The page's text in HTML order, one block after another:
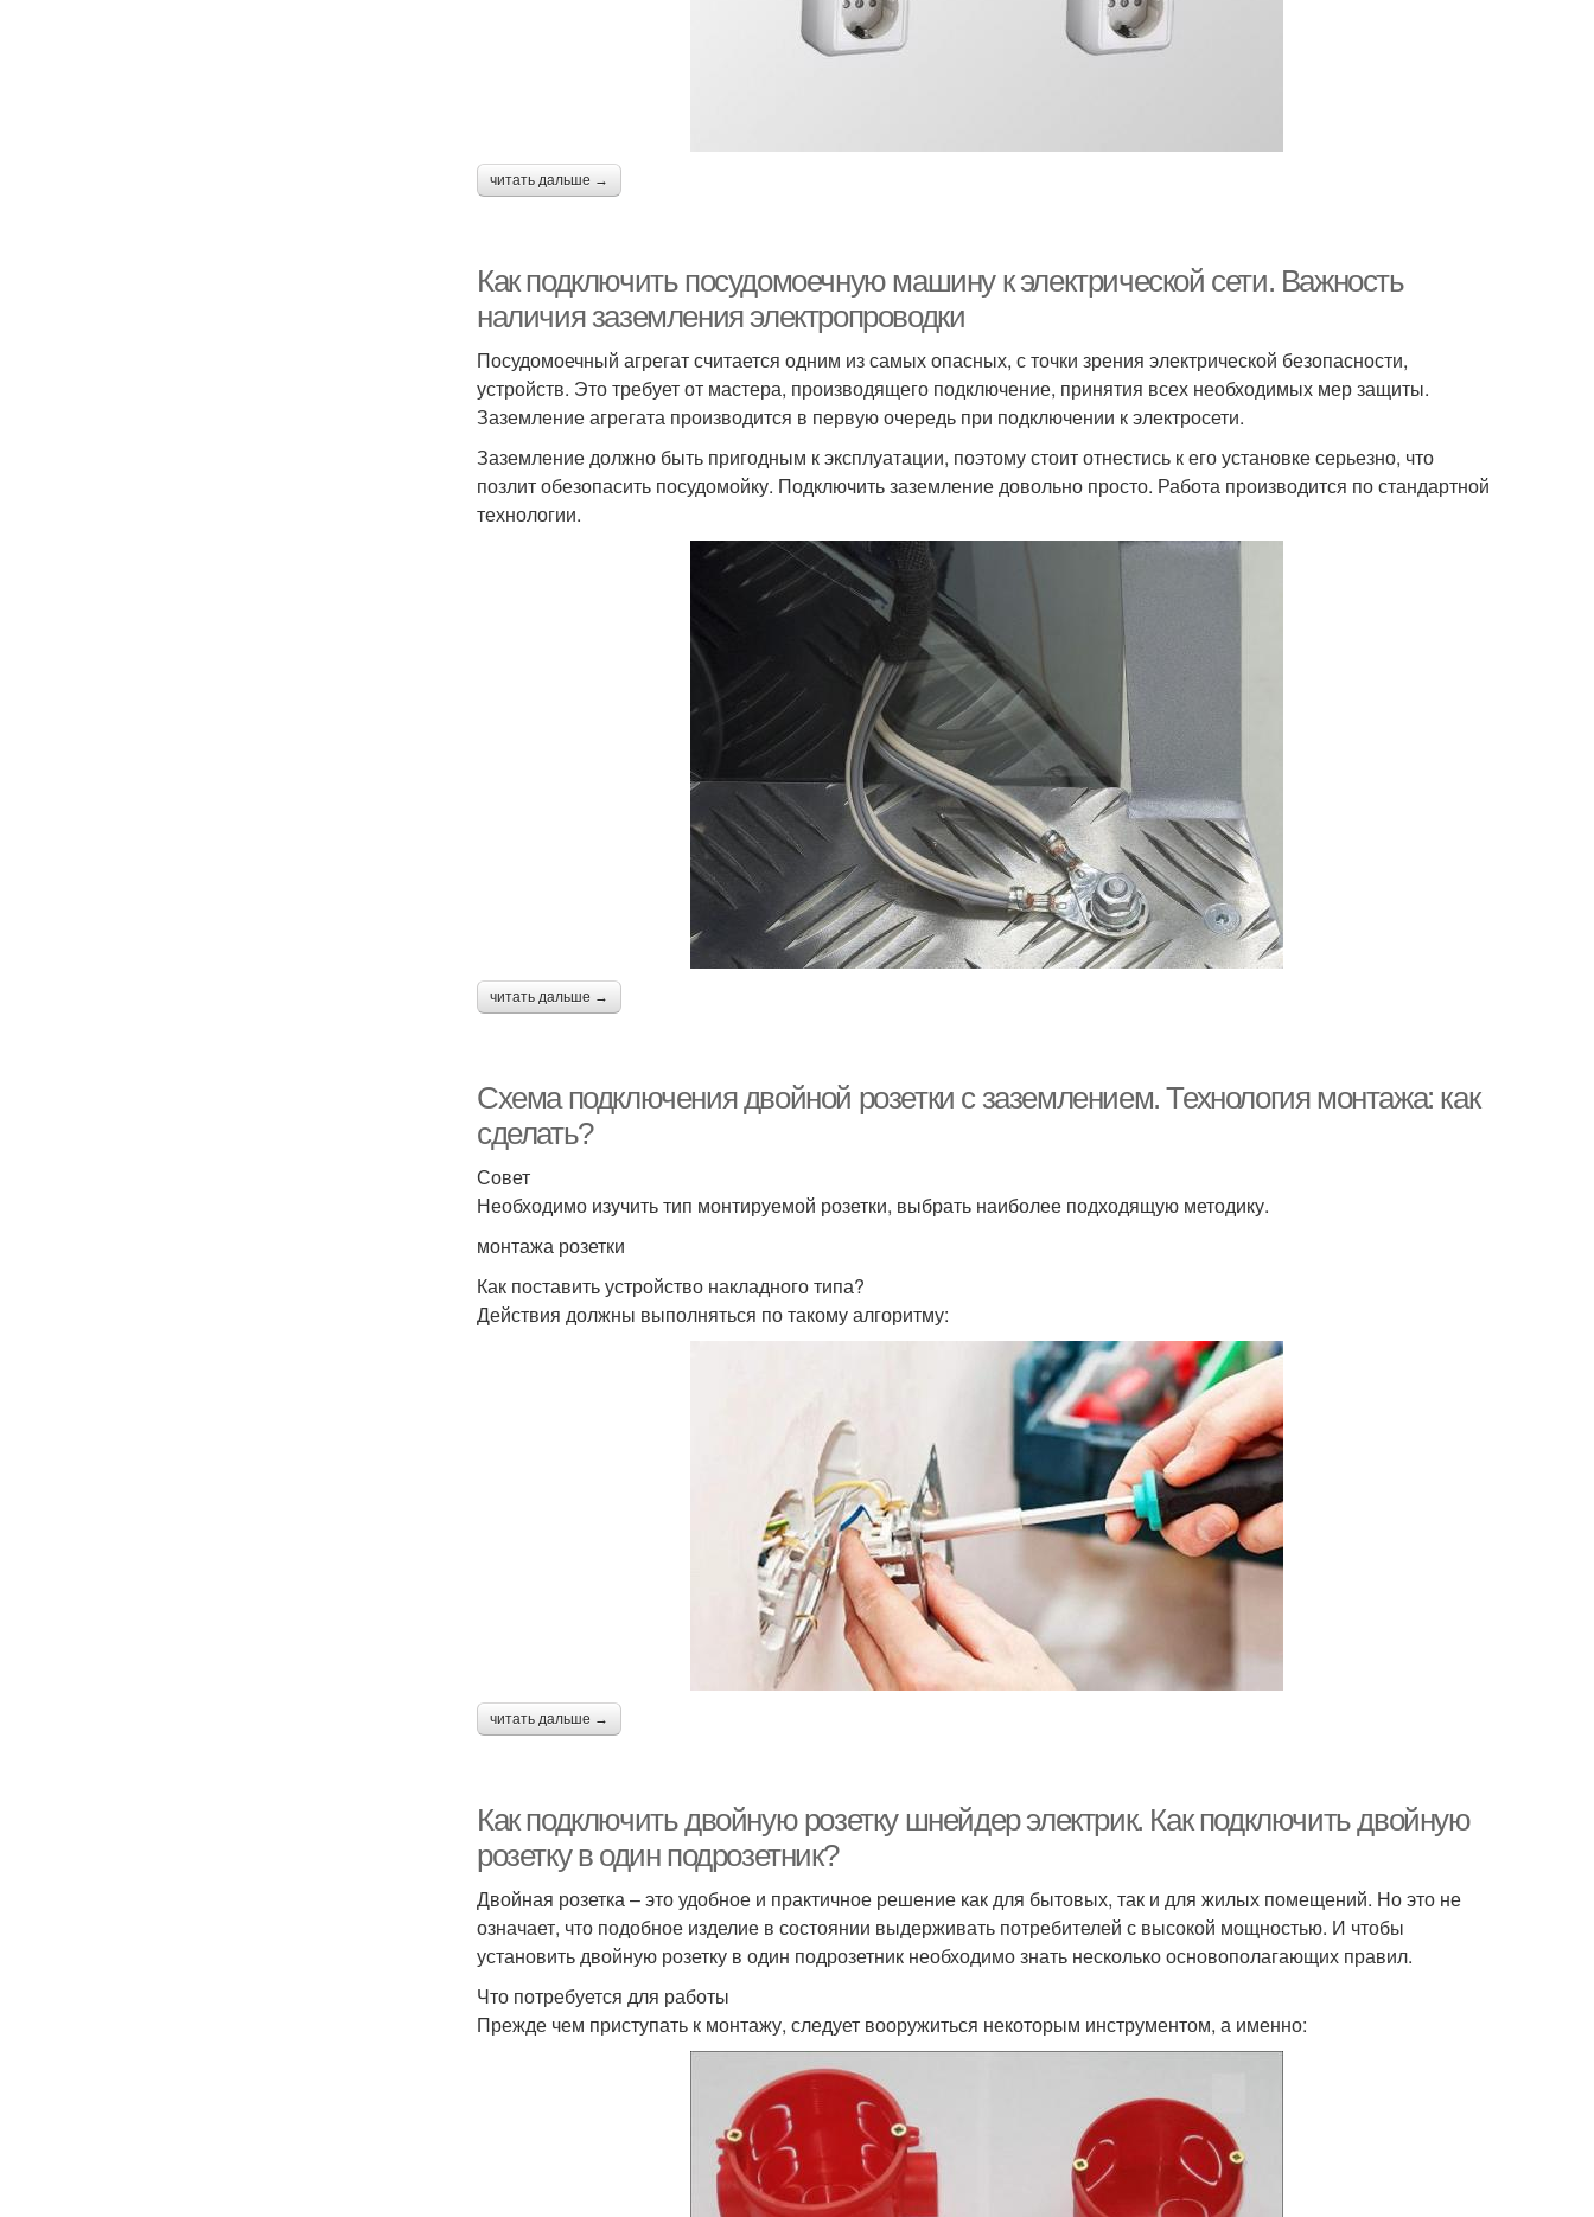
читать дальше →
Как подключить посудомоечную машину к электрической сети. Важность
наличия заземления электропроводки
Посудомоечный агрегат считается одним из самых опасных, с точки зрения электрической безопасности,
устройств. Это требует от мастера, производящего подключение, принятия всех необходимых мер защиты.
Заземление агрегата производится в первую очередь при подключении к электросети.
Заземление должно быть пригодным к эксплуатации, поэтому стоит отнестись к его установке серьезно, что
позлит обезопасить посудомойку. Подключить заземление довольно просто. Работа производится по стандартной
технологии.
читать дальше →
Схема подключения двойной розетки с заземлением. Технология монтажа: как
сделать?
Совет
Необходимо изучить тип монтируемой розетки, выбрать наиболее подходящую методику.
монтажа розетки
Как поставить устройство накладного типа?
Действия должны выполняться по такому алгоритму:
читать дальше →
Как подключить двойную розетку шнейдер электрик. Как подключить двойную
розетку в один подрозетник?
Двойная розетка – это удобное и практичное решение как для бытовых, так и для жилых помещений. Но это не
означает, что подобное изделие в состоянии выдерживать потребителей с высокой мощностью. И чтобы
установить двойную розетку в один подрозетник необходимо знать несколько основополагающих правил.
Что потребуется для работы
Прежде чем приступать к монтажу, следует вооружиться некоторым инструментом, а именно: